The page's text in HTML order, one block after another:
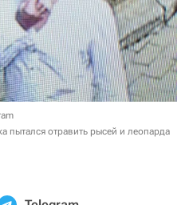
пытался отравить рысей и леопарда